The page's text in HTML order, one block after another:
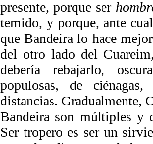
presente, porque ser
temido, y porque, ante
que Bandeira lo hace
del otro lado del
debería rebajarlo,
populosas, de
distancias. Gradualmente,
Bandeira son múltiples y
Ser tropero es ser un